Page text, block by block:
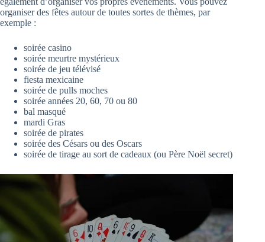
organiser des fêtes autour de toutes sortes de thèmes, par
exemple :
soirée casino
soirée meurtre mystérieux
soirée de jeu télévisé
fiesta mexicaine
soirée de pulls moches
soirée années 20, 60, 70 ou 80
bal masqué
mardi Gras
soirée de pirates
soirée des Césars ou des Oscars
soirée de tirage au sort de cadeaux (ou Père Noël secret)